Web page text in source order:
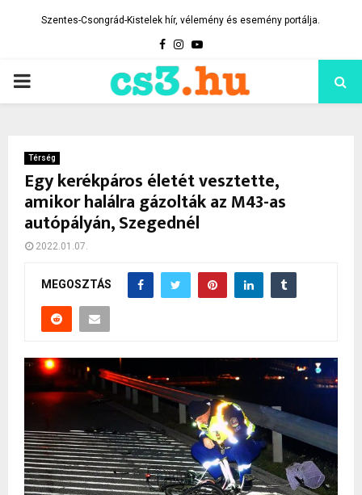
Szentes-Csongrád-Kistelek hír, vélemény és esemény portálja.
Facebook
Instagram
Youtube
PRIMARY
Térség
Egy kerékpáros életét vesztette,
amikor halálra gázolták az M43-as
autópályán, Szegednél
2022.01.07.
MEGOSZTÁS